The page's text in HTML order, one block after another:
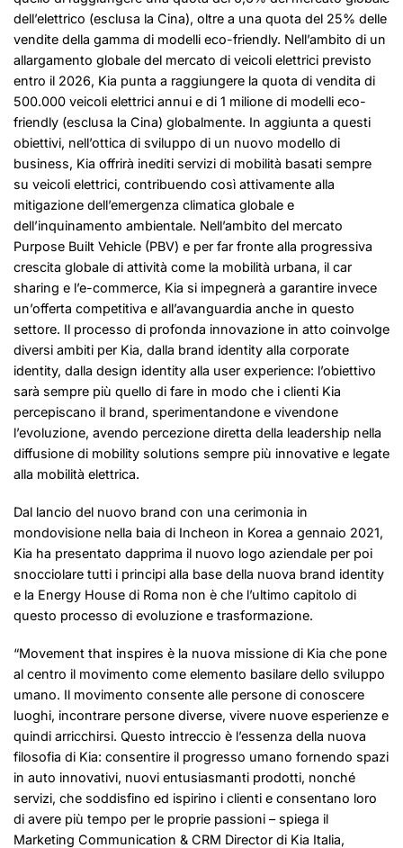
dell’elettrico (esclusa la Cina), oltre a una quota del 25% delle
vendite della gamma di modelli eco-friendly. Nell’ambito di un
allargamento globale del mercato di veicoli elettrici previsto
entro il 2026, Kia punta a raggiungere la quota di vendita di
500.000 veicoli elettrici annui e di 1 milione di modelli eco-
friendly (esclusa la Cina) globalmente. In aggiunta a questi
obiettivi, nell’ottica di sviluppo di un nuovo modello di
business, Kia offrirà inediti servizi di mobilità basati sempre
su veicoli elettrici, contribuendo così attivamente alla
mitigazione dell’emergenza climatica globale e
dell’inquinamento ambientale. Nell’ambito del mercato
Purpose Built Vehicle (PBV) e per far fronte alla progressiva
crescita globale di attività come la mobilità urbana, il car
sharing e l’e-commerce, Kia si impegnerà a garantire invece
un’offerta competitiva e all’avanguardia anche in questo
settore. Il processo di profonda innovazione in atto coinvolge
diversi ambiti per Kia, dalla brand identity alla corporate
identity, dalla design identity alla user experience: l’obiettivo
sarà sempre più quello di fare in modo che i clienti Kia
percepiscano il brand, sperimentandone e vivendone
l’evoluzione, avendo percezione diretta della leadership nella
diffusione di mobility solutions sempre più innovative e legate
alla mobilità elettrica.
Dal lancio del nuovo brand con una cerimonia in
mondovisione nella baia di Incheon in Korea a gennaio 2021,
Kia ha presentato dapprima il nuovo logo aziendale per poi
snocciolare tutti i principi alla base della nuova brand identity
e la Energy House di Roma non è che l’ultimo capitolo di
questo processo di evoluzione e trasformazione.
“Movement that inspires è la nuova missione di Kia che pone
al centro il movimento come elemento basilare dello sviluppo
umano. Il movimento consente alle persone di conoscere
luoghi, incontrare persone diverse, vivere nuove esperienze e
quindi arricchirsi. Questo intreccio è l’essenza della nuova
filosofia di Kia: consentire il progresso umano fornendo spazi
in auto innovativi, nuovi entusiasmanti prodotti, nonché
servizi, che soddisfino ed ispirino i clienti e consentano loro
di avere più tempo per le proprie passioni – spiega il
Marketing Communication & CRM Director di Kia Italia,